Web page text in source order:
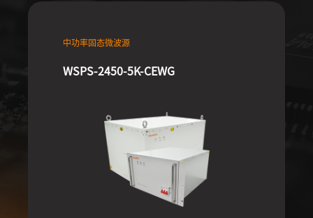
中功率固态微波源
WSPS-2450-5K-CEWG